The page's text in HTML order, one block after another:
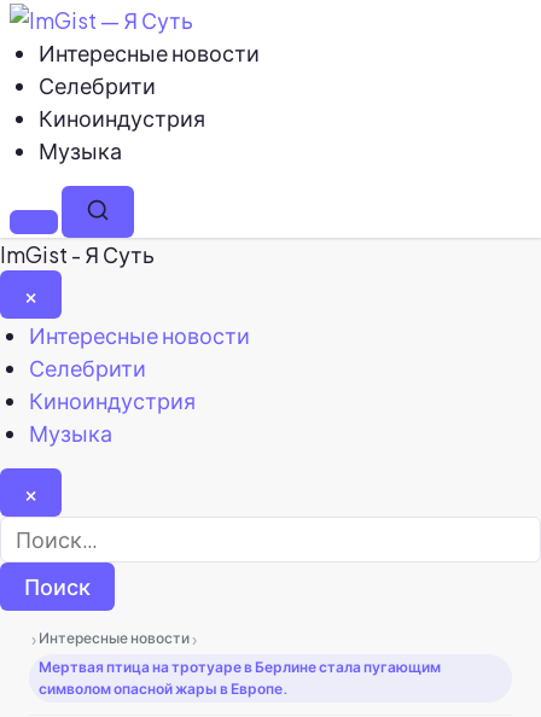
Интересные новости
Селебрити
Киноиндустрия
Музыка
МенюПоиск
ImGist - Я Суть
×
Закрыть
меню
Интересные новости
Селебрити
Киноиндустрия
Музыка
×
Найти:
› Интересные новости ›
Мертвая птица на тротуаре в Берлине стала пугающим
символом опасной жары в Европе.